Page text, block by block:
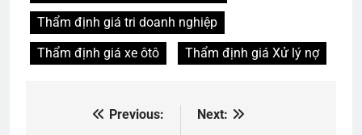
Thẩm định giá tri doanh nghiệp
Thẩm định giá xe ôtô
Thẩm định giá Xử lý nợ
Previous:
Next: